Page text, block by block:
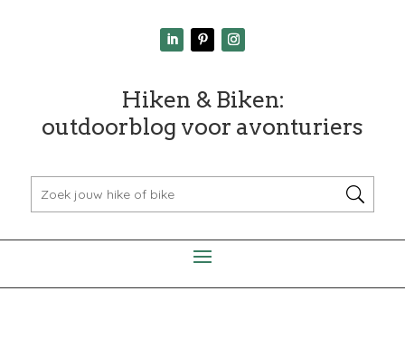
Hiken & Biken:
outdoorblog voor avonturiers